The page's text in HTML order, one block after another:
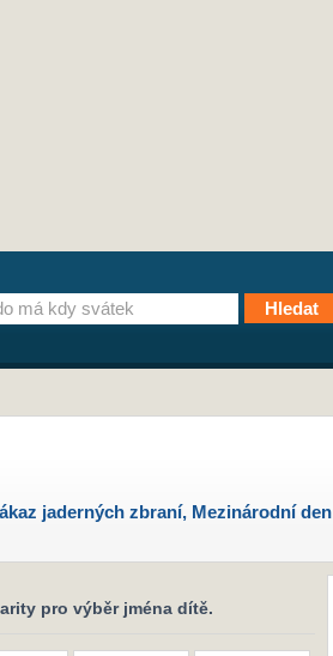
jaderných zbraní, Mezinárodní den
pro výběr jména dítě.